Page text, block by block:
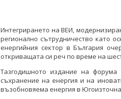
Интегрирането на ВЕИ,
регионално сътрудничество като
енергийния сектор в България
откриващата си реч по време на
Тазгодишното издание на
съхранение на енергия и на
възобновяема енергия в